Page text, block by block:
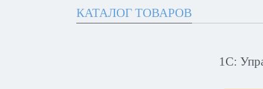
КАТАЛОГ ТОВАРОВ
1С: